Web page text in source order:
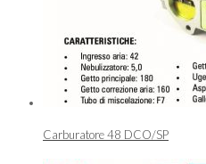
Carburatore 48 DCO/SP